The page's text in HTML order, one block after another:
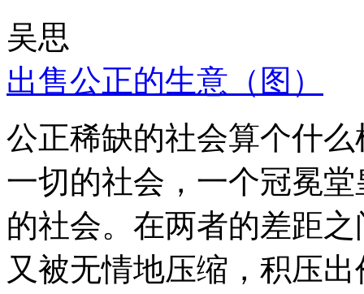
吴思
出售公正的生意（图）
公正稀缺的社会算个什
一切的社会，一个冠冕
的社会。在两者的差距
又被无情地压缩，积压